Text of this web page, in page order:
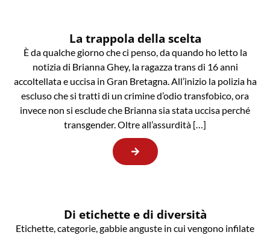
La trappola della scelta
È da qualche giorno che ci penso, da quando ho letto la
notizia di Brianna Ghey, la ragazza trans di 16 anni
accoltellata e uccisa in Gran Bretagna. All’inizio la polizia ha
escluso che si tratti di un crimine d’odio transfobico, ora
invece non si esclude che Brianna sia stata uccisa perché
transgender. Oltre all’assurdità […]
Di etichette e di diversità
Etichette, categorie, gabbie anguste in cui vengono infilate